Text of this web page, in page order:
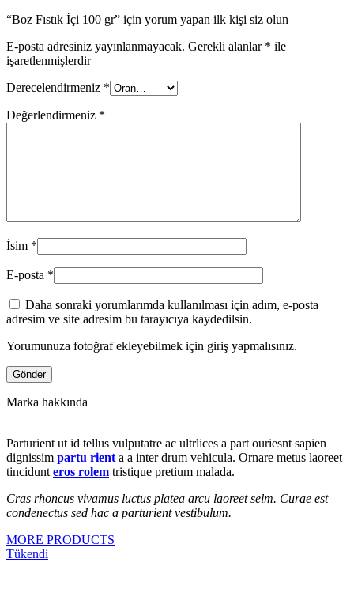
“Boz Fıstık İçi 100 gr” için yorum yapan ilk kişi siz olun
E-posta adresiniz yayınlanmayacak. Gerekli alanlar * ile
işaretlenmişlerdir
Derecelendirmeniz *
Değerlendirmeniz *
İsim *
E-posta *
Daha sonraki yorumlarımda kullanılması için adım, e-posta
adresim ve site adresim bu tarayıcıya kaydedilsin.
Yorumunuza fotoğraf ekleyebilmek için giriş yapmalısınız.
Marka hakkında
Parturient ut id tellus vulputatre ac ultrlices a part ouriesnt sapien
dignissim partu rient a a inter drum vehicula. Ornare metus laoreet
tincidunt eros rolem tristique pretium malada.
Cras rhoncus vivamus luctus platea arcu laoreet selm. Curae est
condenectus sed hac a parturient vestibulum.
MORE PRODUCTS
Tükendi